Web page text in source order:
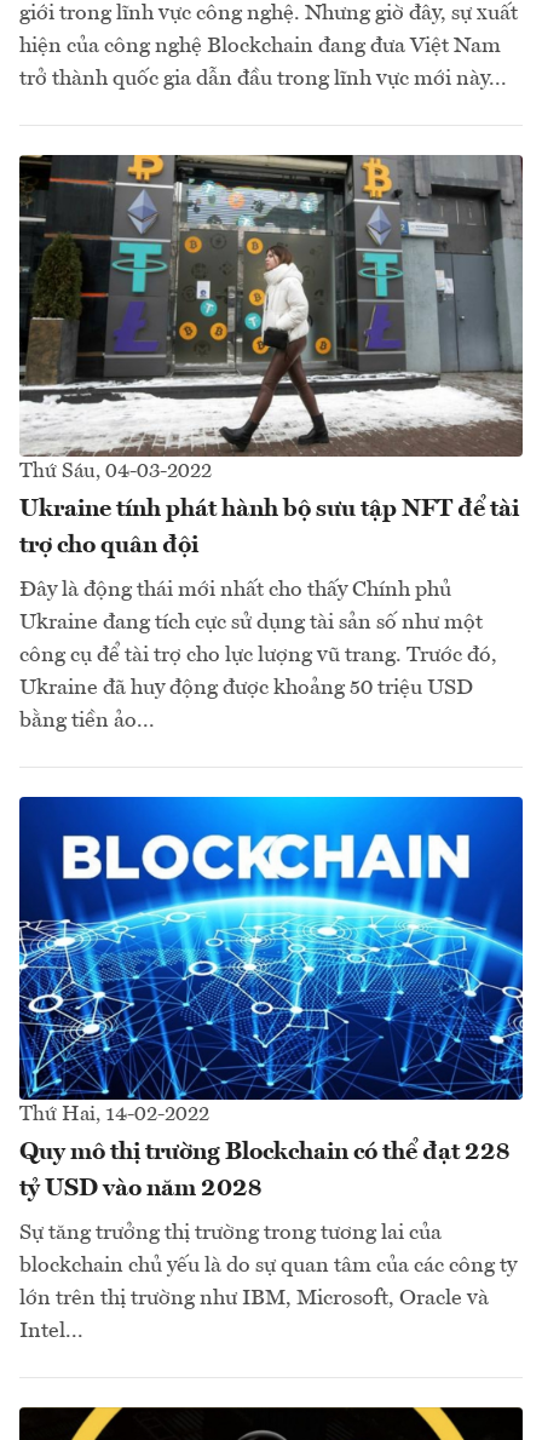
giới trong lĩnh vực công nghệ. Nhưng giờ đây, sự xuất
hiện của công nghệ Blockchain đang đưa Việt Nam
trở thành quốc gia dẫn đầu trong lĩnh vực mới này...
Thứ Sáu, 04-03-2022
Ukraine tính phát hành bộ sưu tập NFT để tài
trợ cho quân đội
Đây là động thái mới nhất cho thấy Chính phủ
Ukraine đang tích cực sử dụng tài sản số như một
công cụ để tài trợ cho lực lượng vũ trang. Trước đó,
Ukraine đã huy động được khoảng 50 triệu USD
bằng tiền ảo...
Thứ Hai, 14-02-2022
Quy mô thị trường Blockchain có thể đạt 228
tỷ USD vào năm 2028
Sự tăng trưởng thị trường trong tương lai của
blockchain chủ yếu là do sự quan tâm của các công ty
lớn trên thị trường như IBM, Microsoft, Oracle và
Intel...